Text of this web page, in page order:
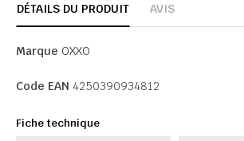
DÉTAILS DU PRODUIT AVIS
Marque OXXO
Code EAN 4250390934812
Fiche technique